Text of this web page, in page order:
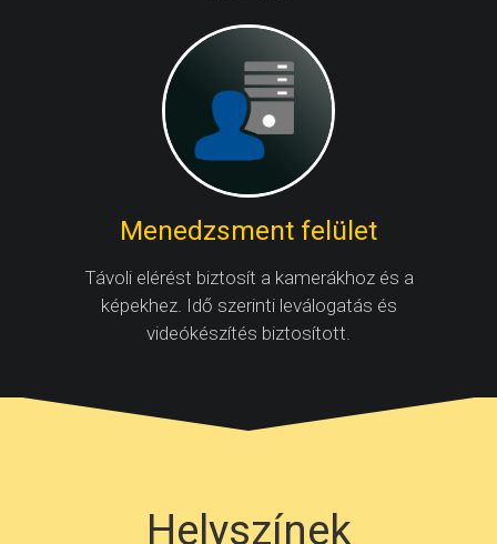
Menedzsment felület
Távoli elérést biztosít a kamerákhoz és a
képekhez. Idő szerinti leválogatás és
videókészítés biztosított.
Helyszínek